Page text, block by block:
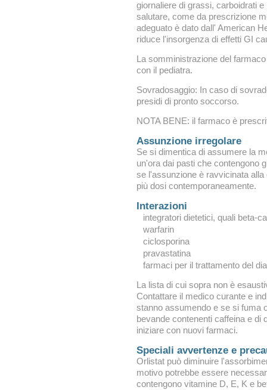
giornaliere di grassi, carboidrati
salutare, come da prescrizione
adeguato è dato dall' American
riduce l'insorgenza di effetti GI
La somministrazione del
con il pediatra.
Sovradosaggio: In caso di
presidi di pronto soccorso.
NOTA BENE: il farmaco è
Assunzione irregolare
Se si dimentica di assumere la
un'ora dai pasti che contengono
se l'assunzione è ravvicinata
più dosi contemporaneamente.
Interazioni
integratori dietetici, quali beta-
warfarin
ciclosporina
pravastatina
farmaci per il trattamento del
La lista di cui sopra non è
Contattare il medico curante e
stanno assumendo e se si fuma
bevande contenenti caffeina e di
iniziare con nuovi farmaci.
Speciali avvertenze e
Orlistat può diminuire
motivo potrebbe essere
contengono vitamine D, E, K e